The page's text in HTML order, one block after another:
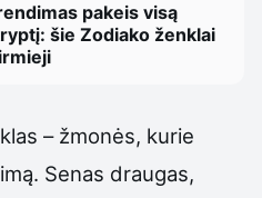
pakeis visą
šie Zodiako ženklai
– žmonės, kurie
Senas draugas,